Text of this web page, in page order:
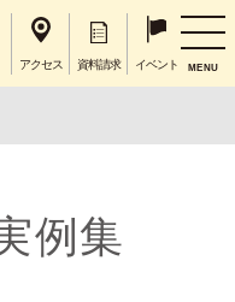
アクセス 資料請求 イベント MENU
例集